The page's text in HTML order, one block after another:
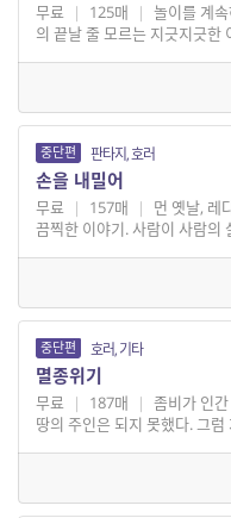
무료 | 125매 | 놀이를 계
의 끝날 줄 모르는 지긋지긋한
중단편 판타지, 호러
손을 내밀어
무료 | 157매 |
먼 옛날, 레
끔찍한 이야기. 사람이 사람의
중단편 호러, 기타
멸종위기
무료 | 187매 | 좀비가 인
땅의 주인은 되지 못했다. 그럼